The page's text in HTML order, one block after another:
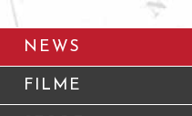
NEWS
FILME